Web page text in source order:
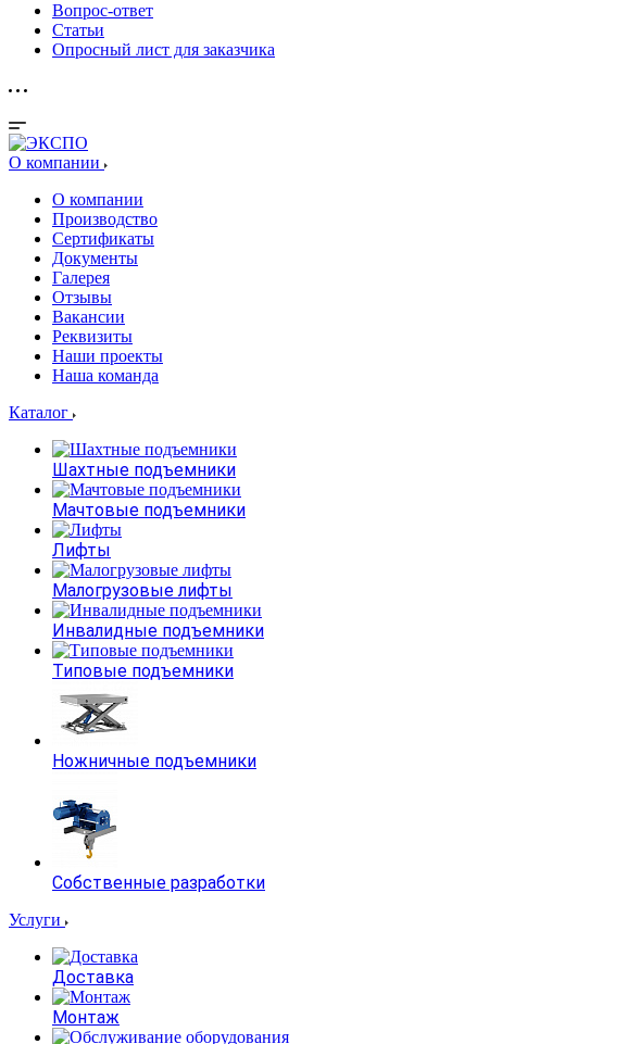
Вопрос-ответ
Статьи
Опросный лист для заказчика
О компании
О компании
Производство
Сертификаты
Документы
Галерея
Отзывы
Вакансии
Реквизиты
Наши проекты
Наша команда
Каталог
Шахтные подъемники
Мачтовые подъемники
Лифты
Малогрузовые лифты
Инвалидные подъемники
Типовые подъемники
Ножничные подъемники
Собственные разработки
Услуги
Доставка
Монтаж